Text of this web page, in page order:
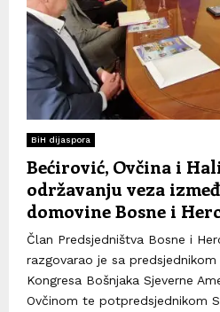
BiH dijaspora
Bećirović, Ovčina i
održavanju veza
domovine Bosne i
Član Predsjedništva Bosne i
razgovarao je sa
Kongresa Bošnjaka Sjeverne
Ovčinom te potpredsjednikom